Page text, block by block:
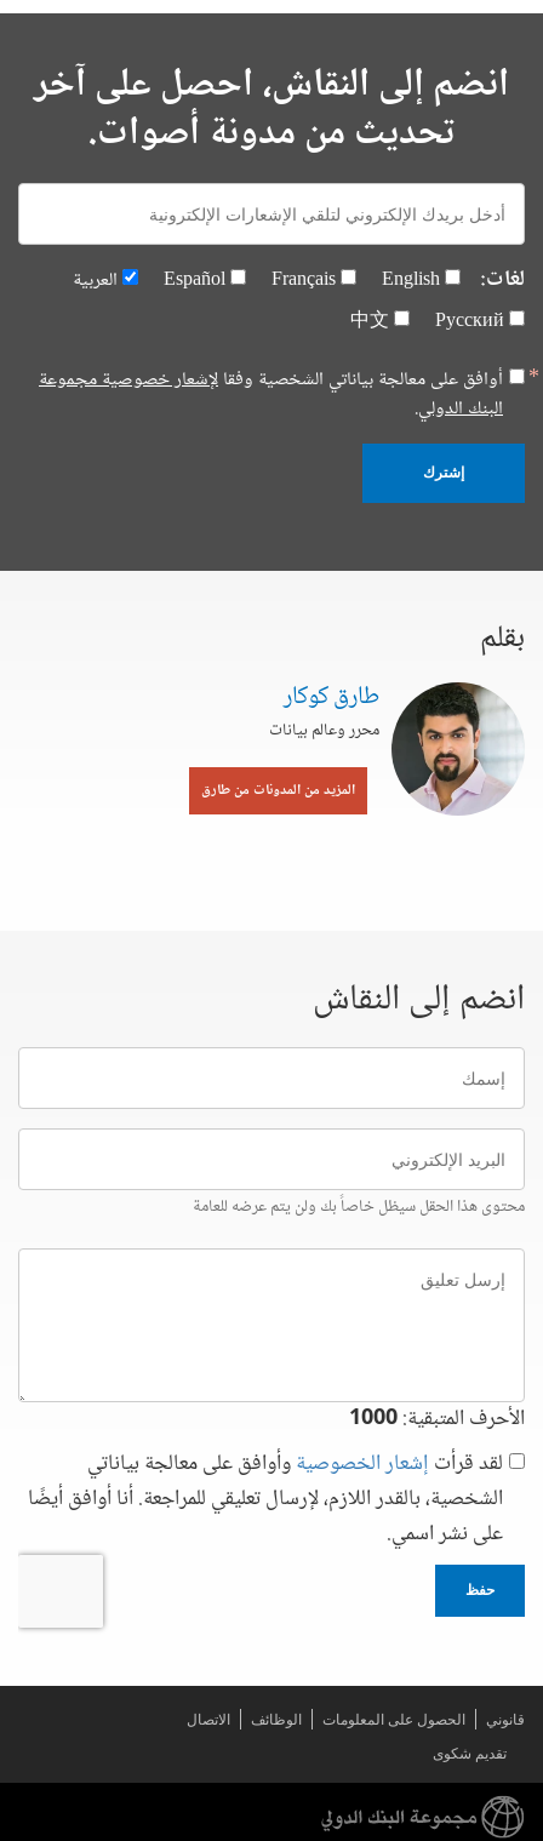
انضم إلى النقاش، احصل على آخر
تحديث من مدونة أصوات.
E-
mail:
لغات: English
Français
Español
العربية
Русский
中文
أوافق على معالجة بياناتي الشخصية وفقالإشعار خصوصية مجموعة
البنك الدولي.
إشترك
بقلم
طارق كوكار
محرر وعالم بيانات
المزيد من المدونات من طارق
انضم إلى النقاش
إسمك
البريد
الإلكتروني
محتوى هذا الحقل سيظل خاصاً بك ولن يتم عرضه للعامة
إرسل
تعليق
الأحرف المتبقية:1000
لقد قرأت إشعار الخصوصيةوأوافق على معالجة بياناتي
الشخصية، بالقدر اللازم، لإرسال تعليقي للمراجعة. أنا أوافق أيضًا
على نشر اسمي.
حفظ
قانوني الحصول على المعلومات الوظائف
الاتصال
تقديم شكوى